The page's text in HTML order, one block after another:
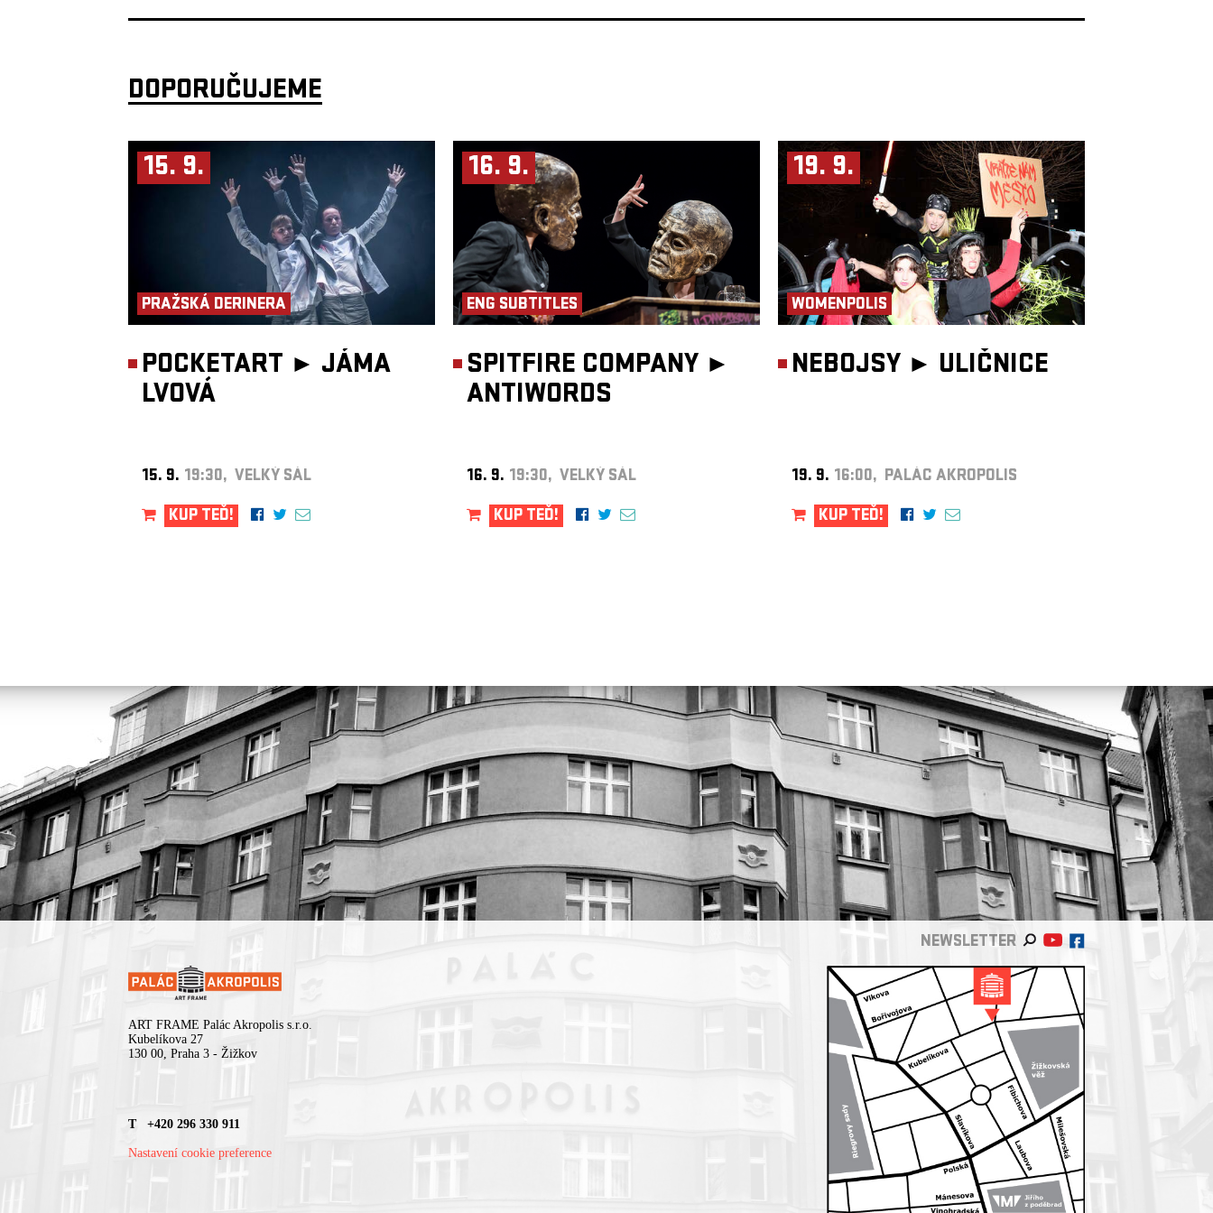
DOPORUČUJEME
15. 9.
PRAŽSKÁ DERINERA
POCKETART ► JÁMA
LVOVÁ
15. 9. 19:30, VELKÝ SÁL
KUP TEĎ!
16. 9.
ENG SUBTITLES
SPITFIRE COMPANY ►
ANTIWORDS
16. 9. 19:30, VELKÝ SÁL
KUP TEĎ!
19. 9.
WOMENPOLIS
NEBOJSY ► ULIČNICE
19. 9. 16:00, PALÁC AKROPOLIS
KUP TEĎ!
NEWSLETTER
ART FRAME Palác Akropolis s.r.o.
Kubelíkova 27
130 00, Praha 3 - Žižkov
T +420 296 330 911
Nastavení cookie preference